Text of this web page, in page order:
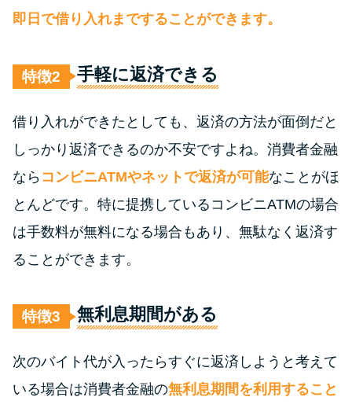
に悩む人へ街金をおすすめしな
い理由
質屋でお金を借りるには？年利
較
未成年でもお金を借りられる？
学生がお金を借りる方法があ
る？
学生がお金を借りる方法は？親
を解説
は要注意！
即日で借り入れまですることができます。
特徴 手軽に返済できる
借り入れができたとしても、返済の方法が面倒だと
しっかり返済できるのか不安ですよね。消費者金融
なら コンビニATMやネットで返済が可能なことがほ
とんどです。特に提携しているコンビニATMの場合
は手数料が無料になる場合もあり、無駄なく返済す
ることができます。
特徴 無利息期間がある
次のバイト代が入ったらすぐに返済しようと考えて
いる場合は消費者金融の無利息期間を利用すること